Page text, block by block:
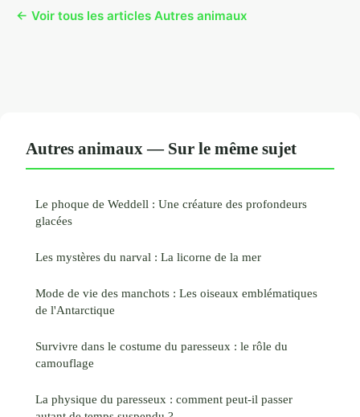
← Voir tous les articles Autres animaux
Autres animaux — Sur le même sujet
Le phoque de Weddell : Une créature des profondeurs
glacées
Les mystères du narval : La licorne de la mer
Mode de vie des manchots : Les oiseaux emblématiques
de l'Antarctique
Survivre dans le costume du paresseux : le rôle du
camouflage
La physique du paresseux : comment peut-il passer